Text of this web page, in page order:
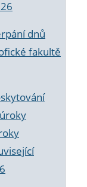
dnů
fakultě